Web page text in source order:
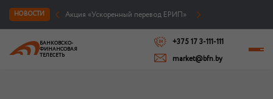
НОВОСТИ Акция «Ускоренный перевод ЕРИП»
БАНКОВСКО-
ФИНАНСОВАЯ
ТЕЛЕСЕТЬ
+375 17 3-111-111
market@bfn.by